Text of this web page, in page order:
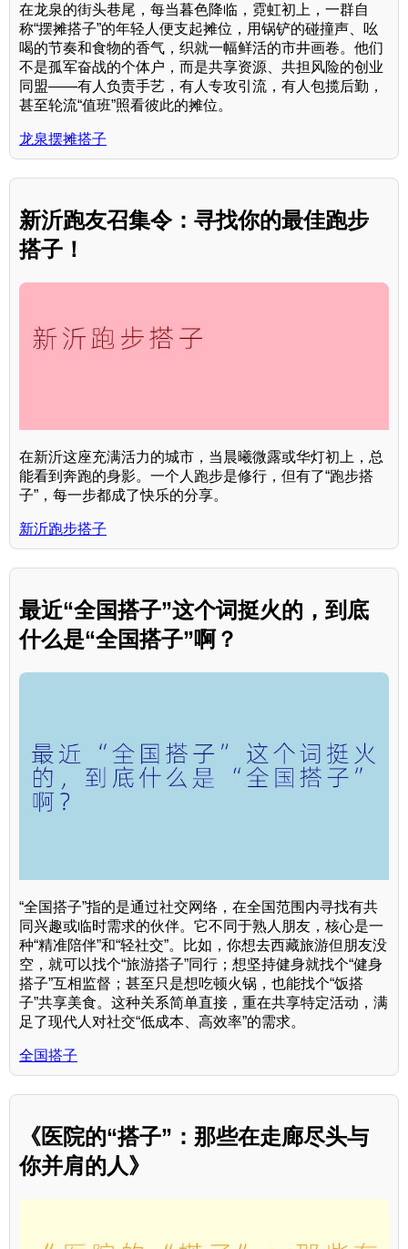
在龙泉的街头巷尾，每当暮色降临，霓虹初上，一群自
称“摆摊搭子”的年轻人便支起摊位，用锅铲的碰撞声、吆
喝的节奏和食物的香气，织就一幅鲜活的市井画卷。他们
不是孤军奋战的个体户，而是共享资源、共担风险的创业
同盟——有人负责手艺，有人专攻引流，有人包揽后勤，
甚至轮流“值班”照看彼此的摊位。
龙泉摆摊搭子
新沂跑友召集令：寻找你的最佳跑步
搭子！
在新沂这座充满活力的城市，当晨曦微露或华灯初上，总
能看到奔跑的身影。一个人跑步是修行，但有了“跑步搭
子”，每一步都成了快乐的分享。
新沂跑步搭子
最近“全国搭子”这个词挺火的，到底
什么是“全国搭子”啊？
“全国搭子”指的是通过社交网络，在全国范围内寻找有共
同兴趣或临时需求的伙伴。它不同于熟人朋友，核心是一
种“精准陪伴”和“轻社交”。比如，你想去西藏旅游但朋友没
空，就可以找个“旅游搭子”同行；想坚持健身就找个“健身
搭子”互相监督；甚至只是想吃顿火锅，也能找个“饭搭
子”共享美食。这种关系简单直接，重在共享特定活动，满
足了现代人对社交“低成本、高效率”的需求。
全国搭子
《医院的“搭子”：那些在走廊尽头与
你并肩的人》